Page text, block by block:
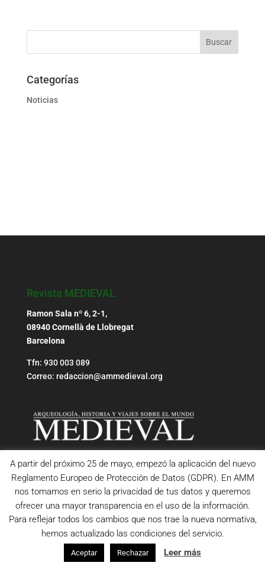
Categorías
Noticias
Revista MEDIEVAL
Ramon Sala nº 6, 2-1,
08940 Cornellà de Llobregat
Barcelona
Tfn: 930 003 089
Correo: redaccion@ammedieval.org
Copyright © Revista Medieval - AMM
A partir del próximo 25 de mayo, empezó la aplicación del nuevo
Reglamento Europeo de Protección de Datos (GDPR). En AMM
nos tomamos en serio la privacidad de tus datos y queremos
ofrecer una mayor transparencia en el uso de la información.
Para reflejar todos los cambios que nos trae la nueva normativa,
hemos actualizado las condiciones del servicio.
Aceptar Rechazar Leer más